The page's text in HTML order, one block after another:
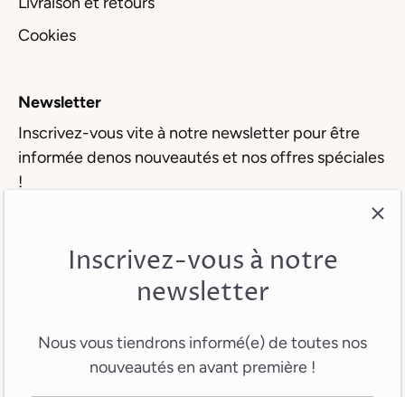
Inscrivez-vous à notre
newsletter
Nous vous tiendrons informé(e) de toutes nos
nouveautés en avant première !
Cookies
Newsletter
Inscrivez-vous vite à notre newsletter pour être
informée denos nouveautés et nos offres spéciales
!